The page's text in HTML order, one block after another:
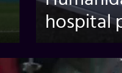
hospital